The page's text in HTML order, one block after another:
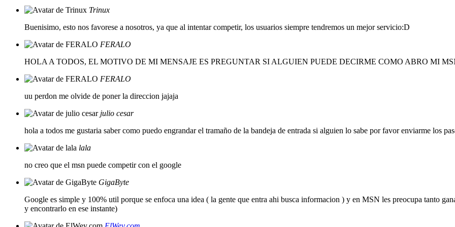
Trinux
Buenisimo, esto nos favorese a nosotros, ya que al intentar competir, los usuarios siempre tendremos un mejor servicio:D
FERALO
HOLA A TODOS, EL MOTIVO DE MI MENSAJE ES PREGUNTAR SI ALGUIEN PUEDE DECIRME COMO ABRO MI
FERALO
uu perdon me olvide de poner la direccion jajaja
julio cesar
hola a todos me gustaria saber como puedo engrandar el tramaño de la bandeja de entrada si alguien lo sabe por favor enviarme los
lala
no creo que el msn puede competir con el google
GigaByte
Google es simple y 100% util porque se enfoca una idea ( la gente que entra ahi busca informacion ) y en MSN les preocupa tanto
y encontrarlo en ese instante)